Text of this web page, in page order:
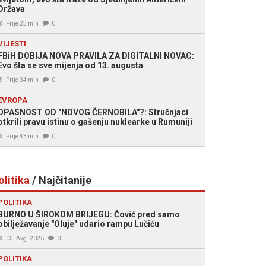
Prije 23 min 0
DOBIJA NOVA PRAVILA ZA DIGITALNI NOVAC:
šta se sve mijenja od 13. augusta
Prije 34 min 0
OD "NOVOG ČERNOBILA"?: Stručnjaci
pravu istinu o gašenju nuklearke u Rumuniji
Prije 43 min 0
/ Najčitanije
U ŠIROKOM BRIJEGU: Čović pred samo
"Oluje" udario rampu Lučiću
05. Avg. 2026 0